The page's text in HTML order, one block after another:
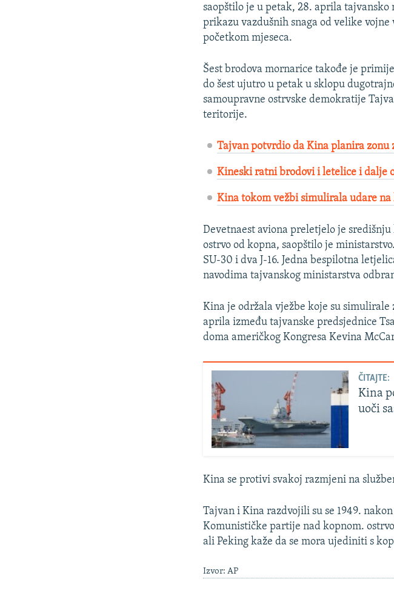
saopštilo je u petak, 28. aprila
prikazu vazdušnih snaga od velike
početkom mjeseca.
Šest brodova mornarice takođe je
do šest ujutro u petak u sklopu
samoupravne ostrvske demokratije
teritorije.
Tajvan potvrdio da Kina planira zonu
Kineski ratni brodovi i letelice i dalje
Kina tokom vežbi simulirala udare
Devetnaest aviona preletjelo je
ostrvo od kopna, saopštilo je
SU-30 i dva J-16. Jedna bespilotna
navodima tajvanskog ministarstva
Kina je održala vježbe koje su simulirale
aprila između tajvanske predsjednice
doma američkog Kongresa Kevina
ČITAJTE:
Kina
uoči
Kina se protivi svakoj razmjeni na
Tajvan i Kina razdvojili su se 1949.
Komunističke partije nad kopnom.
ali Peking kaže da se mora ujediniti s
Izvor: AP